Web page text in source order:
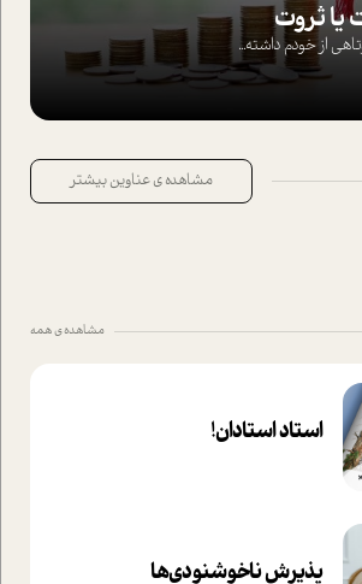
یا ثروت
از خودم داشته...
مشاهده ی عناوین بیشتر
مشاهده ی همه
استاد استادان!
پذیرش ناخوشنودی‌ها